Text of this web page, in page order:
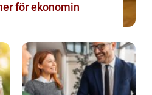
för ekonomin